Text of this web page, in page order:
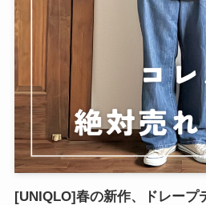
[UNIQLO]春の新作、ドレープ